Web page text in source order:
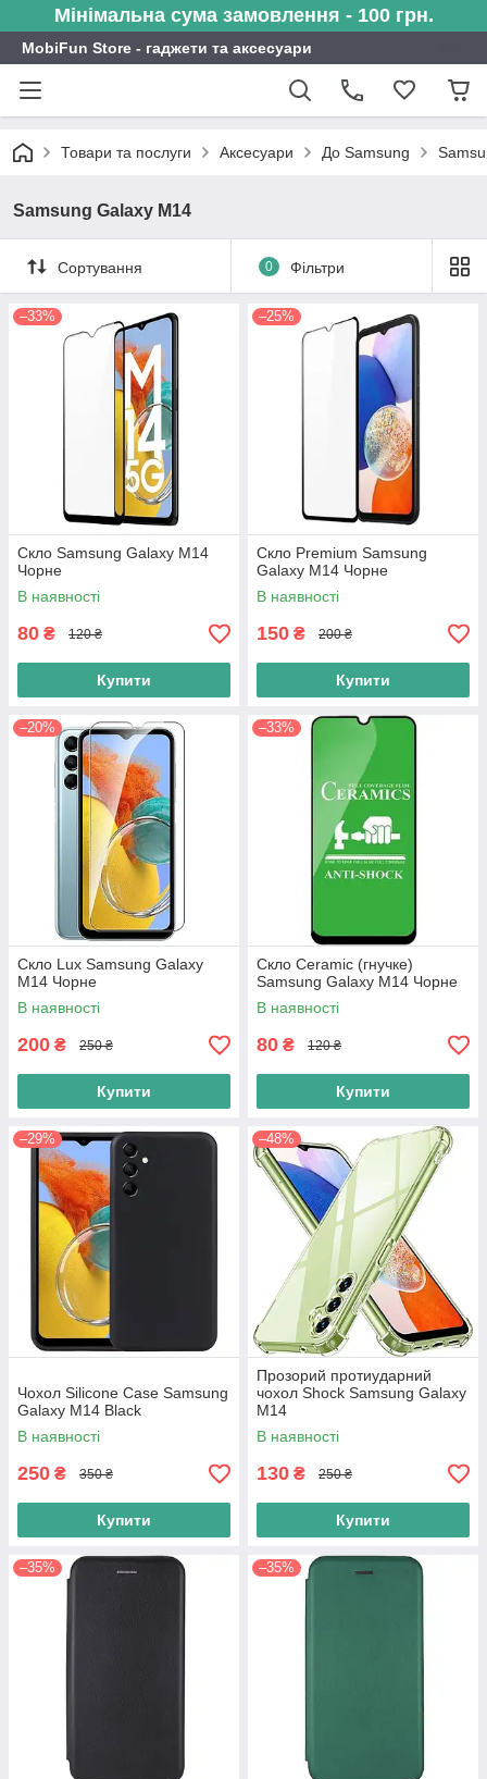
Мінімальна сума замовлення - 100 грн.
MobiFun Store - гаджети та аксесуари
Товари та послуги Аксесуари До Samsung
Samsung Galaxy M14
Сортування 0 Фільтри
–33%
Скло Samsung Galaxy M14
Чорне
В наявності
80 ₴ 120 ₴
Купити
–25%
Скло Premium Samsung
Galaxy M14 Чорне
В наявності
150 ₴ 200 ₴
Купити
–20%
Скло Lux Samsung Galaxy
M14 Чорне
В наявності
200 ₴ 250 ₴
Купити
–33%
Скло Ceramic (гнучке)
Samsung Galaxy M14 Чорне
В наявності
80 ₴ 120 ₴
Купити
–29%
Чохол Silicone Case Samsung
Galaxy M14 Black
В наявності
250 ₴ 350 ₴
Купити
–48%
Прозорий протиударний
чохол Shock Samsung Galaxy
M14
В наявності
130 ₴ 250 ₴
Купити
–35% –35%